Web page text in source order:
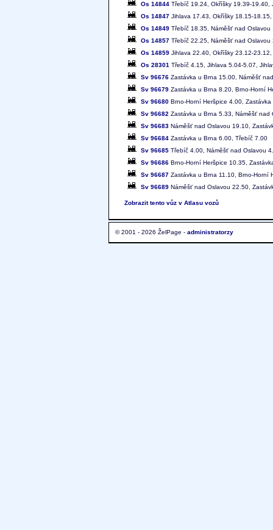
Os 14844 Třebíč 19.24, Okříšky 19.39-19.40,
Os 14847 Jihlava 17.43, Okříšky 18.15-
Os 14849 Třebíč 18.35, Náměšť nad Oslavou
Os 14857 Třebíč 22.25, Náměšť nad Oslavou
Os 14859 Jihlava 22.40, Okříšky 23.12-
Os 28301 Třebíč 4.15, Jihlava 5.04-5.07,
Sv 96676 Zastávka u Brna 15.00, Náměšť
Sv 96679 Zastávka u Brna 8.20, Brno-Horní
Sv 96680 Brno-Horní Heršpice 4.00,
Sv 96682 Zastávka u Brna 5.33, Náměšť nad
Sv 96683 Náměšť nad Oslavou 19.10,
Sv 96684 Zastávka u Brna 6.00, Třebíč 7.00
Sv 96685 Třebíč 4.00, Náměšť nad Oslavou
Sv 96686 Brno-Horní Heršpice 10.35,
Sv 96687 Zastávka u Brna 11.10, Brno-Horní
Sv 96689 Náměšť nad Oslavou 22.50,
Zobrazit tento vůz v Atlasu vozů
© 2001 - 2026 ŽelPage - administratorzy